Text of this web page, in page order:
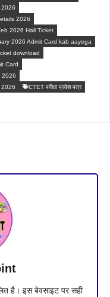
2026
2026
2026 Hall Ticket
2026 Admit Card kab aayega
download
Card
2026
2026
CTET परीक्षा प्रवेश पत्र
है। इस बेवसाइट पर सही